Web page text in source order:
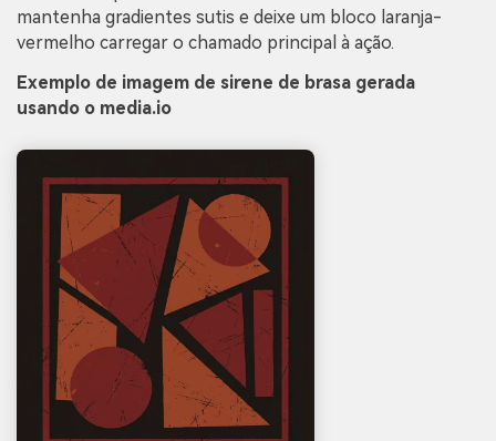
mantenha gradientes sutis e deixe um bloco laranja-
vermelho carregar o chamado principal à ação.
Exemplo de imagem de sirene de brasa gerada
usando o media.io